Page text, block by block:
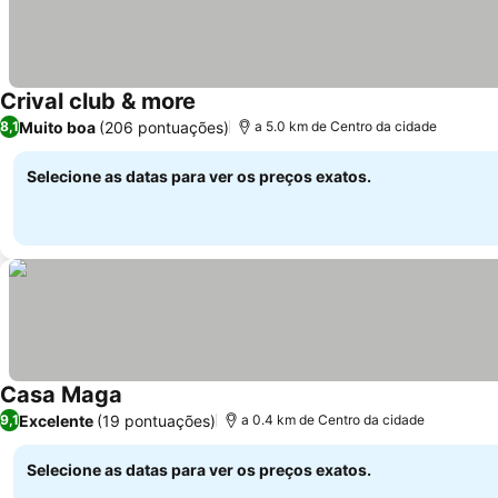
Crival club & more
8,1Muito boa (206 pontuações) a 5.0 km de Centro da cidade
Selecione as datas para ver os preços exatos.
Casa Maga
9,1Excelente (19 pontuações) a 0.4 km de Centro da cidade
Selecione as datas para ver os preços exatos.